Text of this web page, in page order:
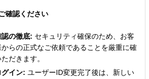
確認ください
の徹底: セキュリティ確保のため、お客
らの正式なご依頼であることを厳重に確
だきます。
イン: ユーザーID変更完了後は、新しい